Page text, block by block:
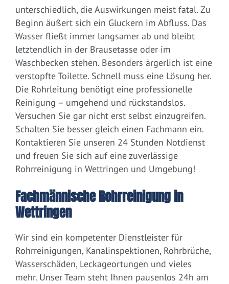
unterschiedlich, die Auswirkungen meist fatal. Zu
Beginn äußert sich ein Gluckern im Abfluss. Das
Wasser fließt immer langsamer ab und bleibt
letztendlich in der Brausetasse oder im
Waschbecken stehen. Besonders ärgerlich ist eine
verstopfte Toilette. Schnell muss eine Lösung her.
Die Rohrleitung benötigt eine professionelle
Reinigung – umgehend und rückstandslos.
Versuchen Sie gar nicht erst selbst einzugreifen.
Schalten Sie besser gleich einen Fachmann ein.
Kontaktieren Sie unseren 24 Stunden Notdienst
und freuen Sie sich auf eine zuverlässige
Rohrreinigung in Wettringen und Umgebung!
Fachmännische Rohrreinigung in
Wettringen
Wir sind ein kompetenter Dienstleister für
Rohrreinigungen, Kanalinspektionen, Rohrbrüche,
Wasserschäden, Leckageortungen und vieles
mehr. Unser Team steht Ihnen pausenlos 24h am